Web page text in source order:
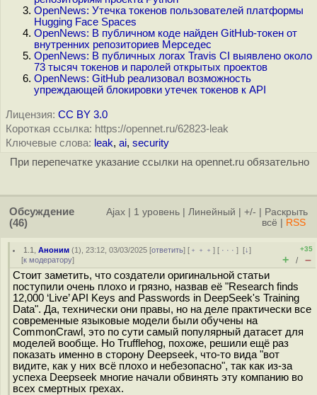
OpenNews: Утечка токенов пользователей платформы
Hugging Face Spaces
OpenNews: В публичном коде найден GitHub-токен от
внутренних репозиториев Мерседес
OpenNews: В публичных логах Travis CI выявлено около
73 тысяч токенов и паролей открытых проектов
OpenNews: GitHub реализовал возможность
упреждающей блокировки утечек токенов к API
Лицензия: CC BY 3.0
Короткая ссылка: https://opennet.ru/62823-leak
Ключевые слова: leak, ai, security
При перепечатке указание ссылки на opennet.ru обязательно
Обсуждение
(46)
Ajax 1 уровень Линейный +/-
Раскрыть
всё
RSS
1.1 ,Аноним (1), 23:12, 03/03/2025 [ответить] [ ﹢﹢﹢] [ · · ·][↓]
[к модератору]
+35
+ / –
Стоит заметить, что создатели оригинальной статьи
поступили очень плохо и грязно, назвав её "Research finds
12,000 ‘Live’ API Keys and Passwords in DeepSeek's Training
Data". Да, технически они правы, но на деле практически все
современные языковые модели были обучены на
CommonCrawl, это по сути самый популярный датасет для
моделей вообще. Но Trufflehog, похоже, решили ещё раз
показать именно в сторону Deepseek, что-то вида "вот
видите, как у них всё плохо и небезопасно", так как из-за
успеха Deepseek многие начали обвинять эту компанию во
всех смертных грехах.